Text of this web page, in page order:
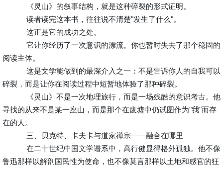
《灵山》的叙事结构，就是这种碎裂的形式证明。
读者读完这本书，往往说不清楚"发生了什么"。
这正是它的成功之处。
它让你经历了一次意识的漂流。你也暂时失去了那个稳固的
阅读主体。
这是文学能做到的最深介入之一：不是告诉你人的自我可以
碎裂，而是让你在阅读过程中短暂地体验了那种碎裂。
《灵山》不是一次地理旅行，而是一场残酷的意识考古。他
寻找的从来不是某一座山，而是那个在废墟中仍试图作为"我"而存
在的人。
三、贝克特、卡夫卡与道家禅宗——融合在哪里
在二十世纪中国文学谱系中，高行健显得格外孤独。他不像
鲁迅那样以解剖国民性为使命，也不像莫言那样以土地和感官的狂